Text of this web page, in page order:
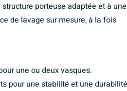
porteuse adaptée et à une
de lavage sur mesure, à la fois
une ou deux vasques.
pour une stabilité et une durabilité